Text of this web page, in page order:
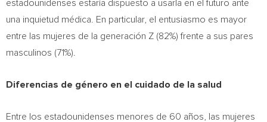
estadounidenses estaría dispuesto a usarla en el futuro ante
una inquietud médica. En particular, el entusiasmo es mayor
entre las mujeres de la generación Z (82%) frente a sus pares
masculinos (71%).
Diferencias de género en el cuidado de la salud
Entre los estadounidenses menores de 60 años, las mujeres